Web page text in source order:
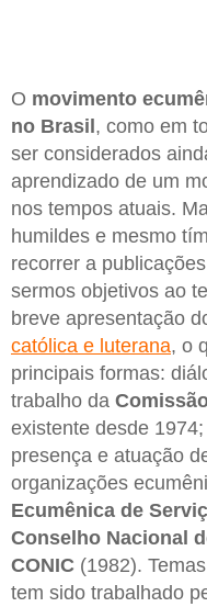
O movimento
no Brasil, como em
ser considerados
aprendizado de um
nos tempos atuais.
humildes e mesmo
recorrer a
sermos objetivos ao
breve apresentação
católica e luterana, o
principais formas:
trabalho da
existente desde
presença e atuação
organizações
Ecumênica de
Conselho Nacional
CONIC (1982).
tem sido trabalhado